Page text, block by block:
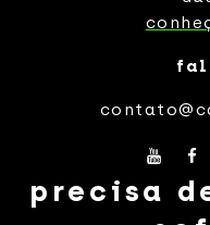
precisa